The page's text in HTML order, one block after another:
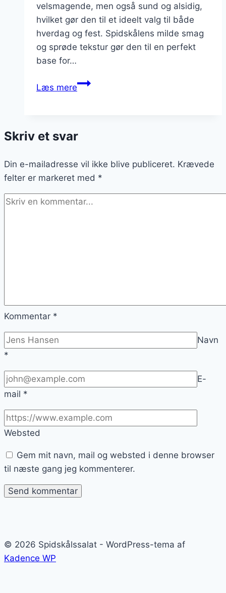
velsmagende, men også sund og alsidig,
hvilket gør den til et ideelt valg til både
hverdag og fest. Spidskålens milde smag
og sprøde tekstur gør den til en perfekt
base for…
Læs mereSpidskålssalat
olivenolie
Skriv et svar
Din e-mailadresse vil ikke blive publiceret. Krævede
felter er markeret med *
Kommentar *
Navn
*
E-
mail *
Websted
Gem mit navn, mail og websted i denne browser
til næste gang jeg kommenterer.
© 2026 Spidskålssalat - WordPress-tema af
Kadence WP